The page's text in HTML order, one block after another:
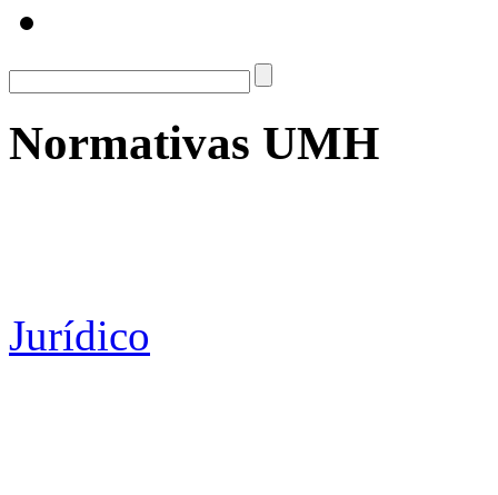
Normativas UMH
Jurídico